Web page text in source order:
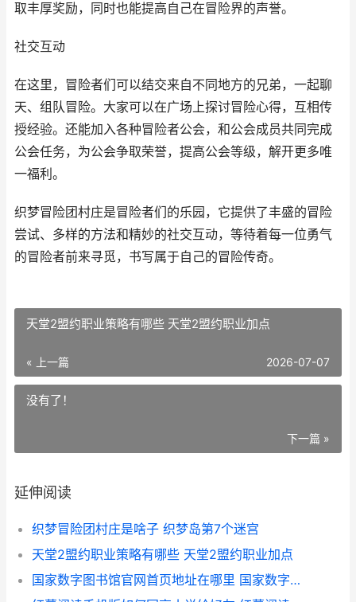
取丰厚奖励，同时也能提高自己在冒险界的声誉。
社交互动
在这里，冒险者们可以结交来自不同地方的兄弟，一起聊
天、组队冒险。大家可以在广场上探讨冒险心得，互相传
授经验。还能加入各种冒险者公会，和公会成员共同完成
公会任务，为公会争取荣誉，提高公会等级，解开更多唯
一福利。
织梦冒险团村庄是冒险者们的乐园，它提供了丰盛的冒险
尝试、多样的方法和精妙的社交互动，等待着每一位勇气
的冒险者前来寻觅，书写属于自己的冒险传奇。
天堂2盟约职业策略有哪些 天堂2盟约职业加点
« 上一篇 2026-07-07
没有了！
下一篇 »
延伸阅读
织梦冒险团村庄是啥子 织梦岛第7个迷宫
天堂2盟约职业策略有哪些 天堂2盟约职业加点
国家数字图书馆官网首页地址在哪里 国家数字图书馆免费入口